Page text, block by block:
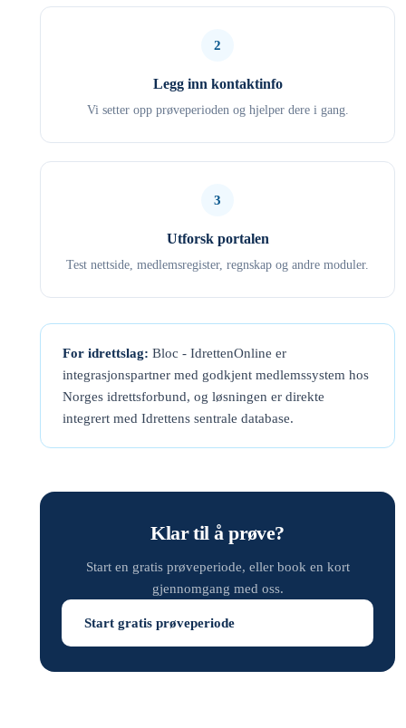
2
Legg inn kontaktinfo
Vi setter opp prøveperioden og hjelper dere i gang.
3
Utforsk portalen
Test nettside, medlemsregister, regnskap og andre moduler.
For idrettslag: Bloc - IdrettenOnline er
integrasjonspartner med godkjent medlemssystem hos
Norges idrettsforbund, og løsningen er direkte
integrert med Idrettens sentrale database.
Klar til å prøve?
Start en gratis prøveperiode, eller book en kort
gjennomgang med oss.
Start gratis prøveperiode